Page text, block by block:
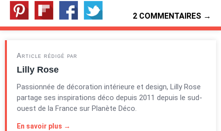
2 COMMENTAIRES →
Article rédigé par
Lilly Rose
Passionnée de décoration intérieure et design, Lilly Rose
partage ses inspirations déco depuis 2011 depuis le sud-
ouest de la France sur Planète Déco.
En savoir plus →